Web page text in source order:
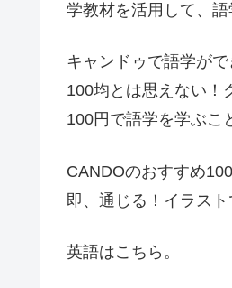
学教材を活用して、
キャンドゥで語学がで
100均とは思えない！
100円で語学を学ぶこ
CANDOのおすすめ
即、通じる！イラスト
英語はこちら。